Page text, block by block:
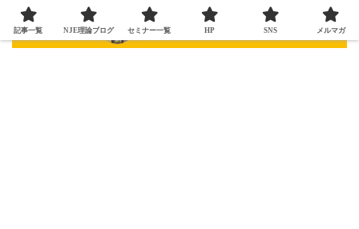
記事一覧 NJE理論ブログ セミナー一覧 HP SNS メルマガ